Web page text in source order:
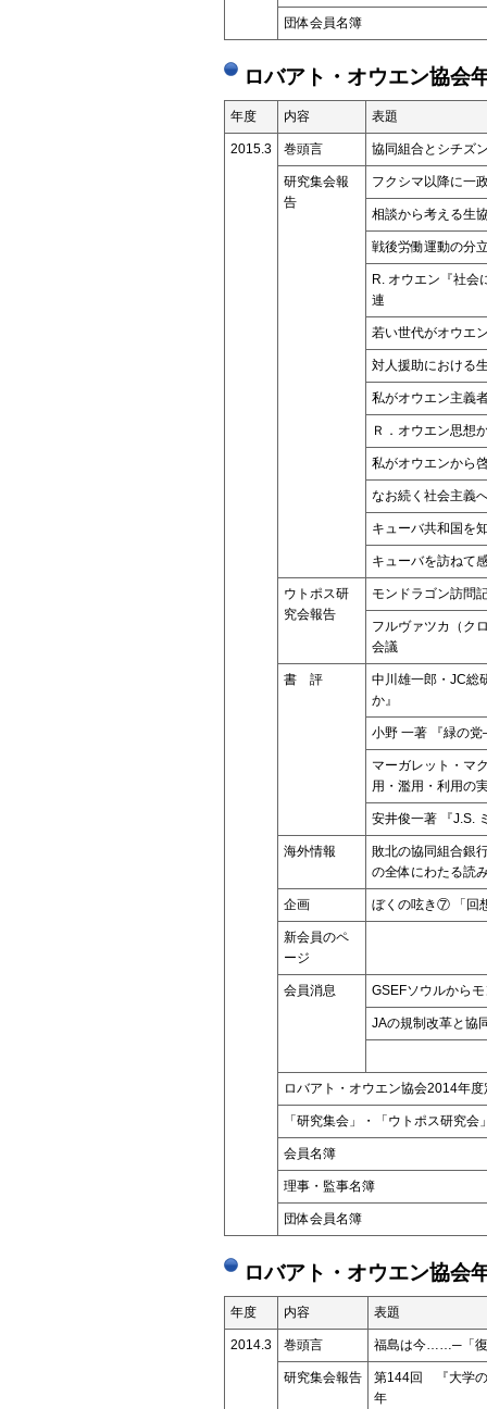
団体会員名簿
ロバアト・オウエン協
年度 内容 表題
2015.3 巻頭言 協同組合とシチズ
研究集会報
告
フクシマ以降に一
相談から考える生
戦後労働運動の分
R. オウエン『社会
連
若い世代がオウエ
対人援助における
私がオウエン主義
Ｒ．オウエン思想
私がオウエンから
なお続く社会主義
キューバ共和国を
キューバを訪ねて
ウトポス研
究会報告
モンドラゴン訪問
フルヴァツカ（ク
会議
書 評
中川雄一郎・JC総
か』
小野 一著 『緑の
マーガレット・
用・濫用・利用の
安井俊一著 『J.S.
海外情報
敗北の協同組合銀
の全体にわたる読
企画 ぼくの呟き⑦ 「回
新会員のペ
ージ
会員消息 GSEFソウルから
JAの規制改革と協
ロバアト・オウエン協会2014年
「研究集会」・「ウトポス研
会員名簿
理事・監事名簿
団体会員名簿
ロバアト・オウエン協
年度 内容 表題
2014.3 巻頭言 福島は今……─「復
研究集会報告
第144回 『大学の
年